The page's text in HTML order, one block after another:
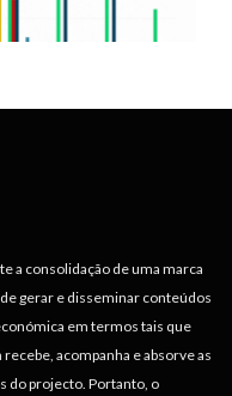
a consolidação de uma marca
gerar e disseminar conteúdos
em termos tais que
acompanha e absorve as
do projecto. Portanto, o